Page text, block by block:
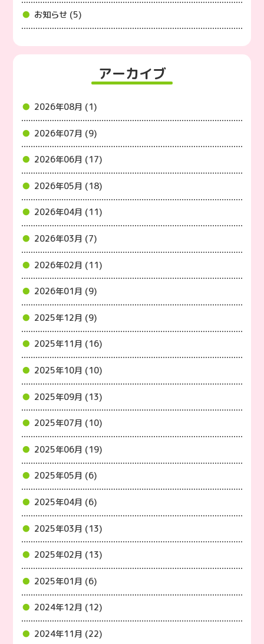
お知らせ (5)
アーカイブ
2026年08月 (1)
2026年07月 (9)
2026年06月 (17)
2026年05月 (18)
2026年04月 (11)
2026年03月 (7)
2026年02月 (11)
2026年01月 (9)
2025年12月 (9)
2025年11月 (16)
2025年10月 (10)
2025年09月 (13)
2025年07月 (10)
2025年06月 (19)
2025年05月 (6)
2025年04月 (6)
2025年03月 (13)
2025年02月 (13)
2025年01月 (6)
2024年12月 (12)
2024年11月 (22)